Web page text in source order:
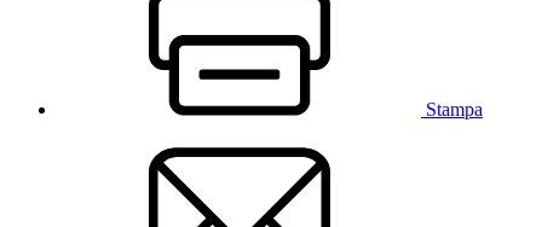
Stampa